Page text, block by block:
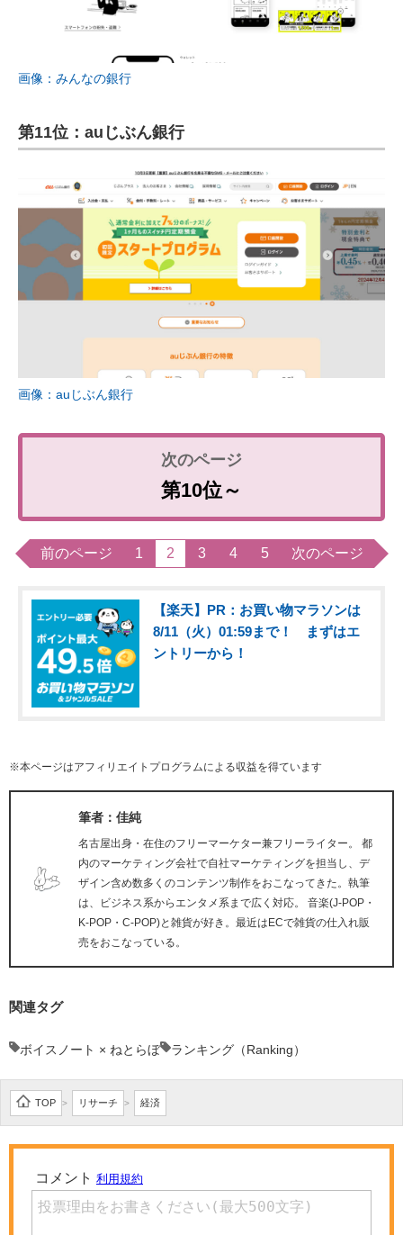
画像：みんなの銀行
第11位：auじぶん銀行
画像：auじぶん銀行
第10位～
前のページ 1 2 3 4 5 次のページ
【楽天】PR：お買い物マラソンは
8/11（火）01:59まで！ まずはエ
ントリーから！
※本ページはアフィリエイトプログラムによる収益を得ています
筆者：佳純
名古屋出身・在住のフリーマーケター兼フリーライター。 都
内のマーケティング会社で自社マーケティングを担当し、デ
ザイン含め数多くのコンテンツ制作をおこなってきた。執筆
は、ビジネス系からエンタメ系まで広く対応。 音楽(J-POP・
K-POP・C-POP)と雑貨が好き。最近はECで雑貨の仕入れ販
売をおこなっている。
関連タグ
ボイスノート × ねとらぼ ランキング（Ranking）
TOP > リサーチ > 経済